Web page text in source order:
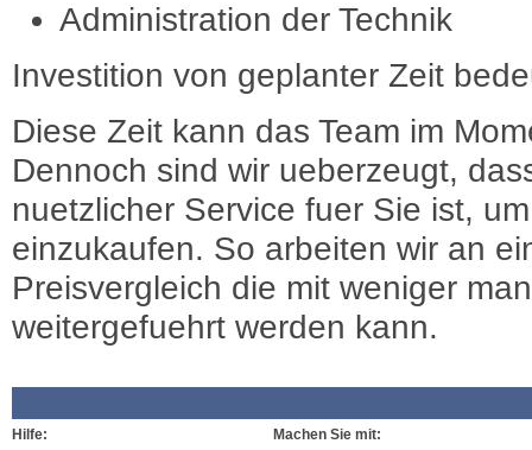
Administration der Technik
Investition von geplanter Zeit
Diese Zeit kann das Team im
Dennoch sind wir ueberzeugt,
nuetzlicher Service fuer Sie ist,
einzukaufen. So arbeiten wir an
Preisvergleich die mit weniger
weitergefuehrt werden kann.
Hilfe: Machen Sie mit: